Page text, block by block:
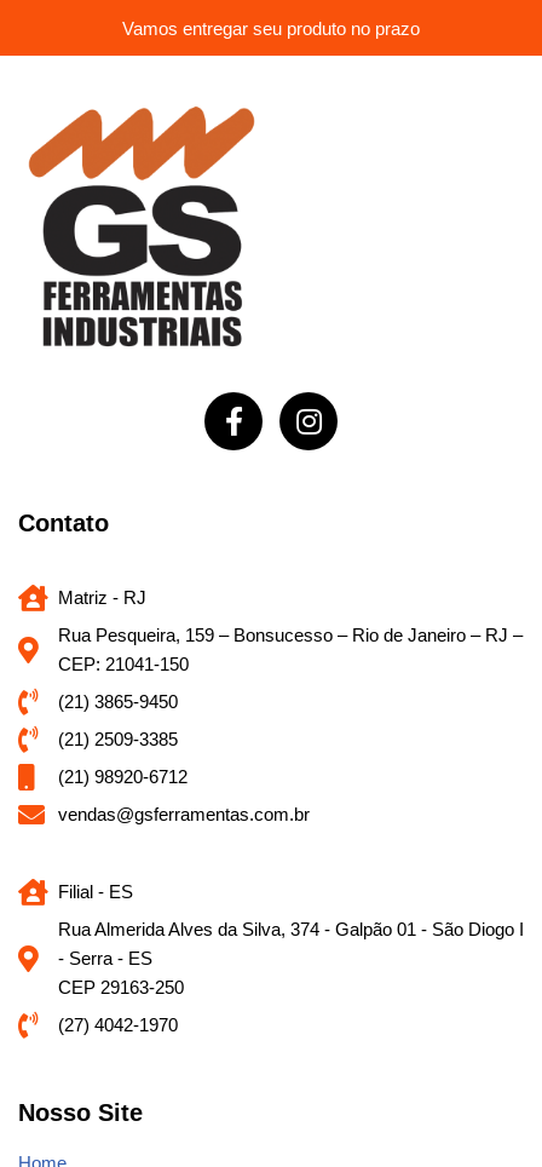
Vamos entregar seu produto no prazo
Contato
Matriz - RJ
Rua Pesqueira, 159 – Bonsucesso – Rio de Janeiro – RJ –
CEP: 21041-150
(21) 3865-9450
(21) 2509-3385
(21) 98920-6712
vendas@gsferramentas.com.br
Filial - ES
Rua Almerida Alves da Silva, 374 - Galpão 01 - São Diogo I
- Serra - ES
CEP 29163-250
(27) 4042-1970
Nosso Site
Home